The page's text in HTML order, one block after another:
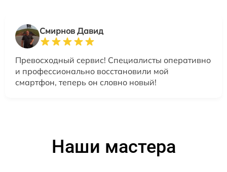
Смирнов Давид
Превосходный сервис! Специалисты оперативно
и профессионально восстановили мой
смартфон, теперь он словно новый!
Наши мастера